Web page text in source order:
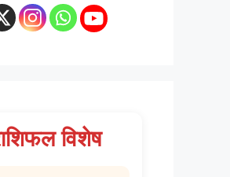
विशेष